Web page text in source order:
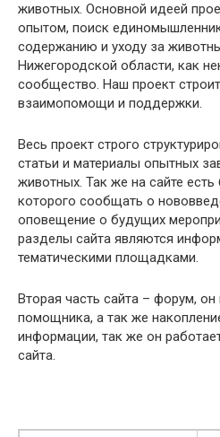
животных. Основной идеей
опытом, поиск
содержанию и уходу за
Нижегородской области, как
сообщество. Наш проект
взаимопомощи и поддержки.
Весь проект строго
статьи и материалы опытных
животных. Так же на сайте
которого сообщать о
оповещение о будущих
разделы сайта являются
тематическими площадками.
Вторая часть сайта – форум,
помощника, а так же
информации, так же он
сайта.